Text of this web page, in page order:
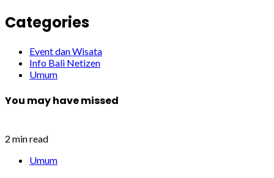
Categories
Event dan Wisata
Info Bali Netizen
Umum
You may have missed
2 min read
Umum